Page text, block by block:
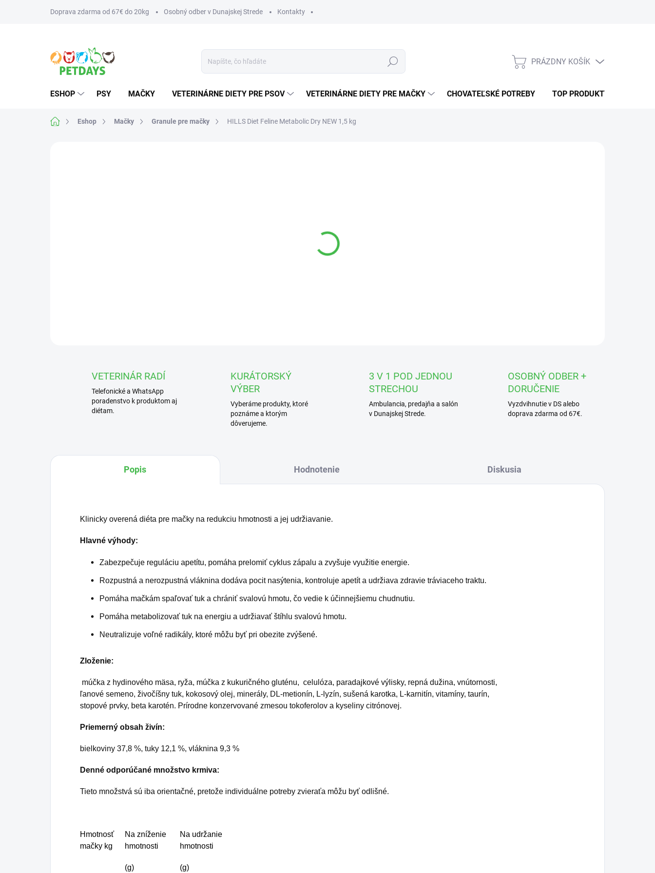
Doprava zdarma od 67€ do 20kg Osobný odber v Dunajskej Strede Kontakty
Hľadať
NÁKUPNÝ
PRÁZDNY KOŠÍK
ESHOP PSY MAČKY VETERINÁRNE DIETY PRE PSOV VETERINÁRNE DIETY PRE MAČKY CHOVATEĽSKÉ POTREBY TOP PRODUKTY
DomovEshop Mačky Granule pre mačky HILLS Diet Feline Metabolic Dry NEW 1,5 kg
DETAILNÉ INFORMÁCIE
VETERINÁR RADÍ
Telefonické a WhatsApp
poradenstvo k produktom aj
diétam.
KURÁTORSKÝ
VÝBER
Vyberáme produkty, ktoré
poznáme a ktorým
dôverujeme.
3 V 1 POD JEDNOU
STRECHOU
Ambulancia, predajňa a salón
v Dunajskej Strede.
OSOBNÝ ODBER +
DORUČENIE
Vyzdvihnutie v DS alebo
doprava zdarma od 67€.
Popis Hodnotenie Diskusia
Klinicky overená diéta pre mačky na redukciu hmotnosti a jej udržiavanie.
Hlavné výhody:
Zabezpečuje reguláciu apetítu, pomáha prelomiť cyklus zápalu a zvyšuje využitie energie.
Rozpustná a nerozpustná vláknina dodáva pocit nasýtenia, kontroluje apetít a udržiava zdravie tráviaceho traktu.
Pomáha mačkám spaľovať tuk a chrániť svalovú hmotu, čo vedie k účinnejšiemu chudnutiu.
Pomáha metabolizovať tuk na energiu a udržiavať štíhlu svalovú hmotu.
Neutralizuje voľné radikály, ktoré môžu byť pri obezite zvýšené.
Zloženie:
múčka z hydinového mäsa, ryža, múčka z kukuričného gluténu, celulóza, paradajkové výlisky, repná dužina, vnútornosti,
ľanové semeno, živočíšny tuk, kokosový olej, minerály, DL-metionín, L-lyzín, sušená karotka, L-karnitín, vitamíny, taurín,
stopové prvky, beta karotén. Prírodne konzervované zmesou tokoferolov a kyseliny citrónovej.
Priemerný obsah živín:
bielkoviny 37,8 %, tuky 12,1 %, vláknina 9,3 %
Denné odporúčané množstvo krmiva:
Tieto množstvá sú iba orientačné, pretože individuálne potreby zvieraťa môžu byť odlišné.
Hmotnosť
mačky kg
Na zníženie
hmotnosti
Na udržanie
hmotnosti
(g) (g)